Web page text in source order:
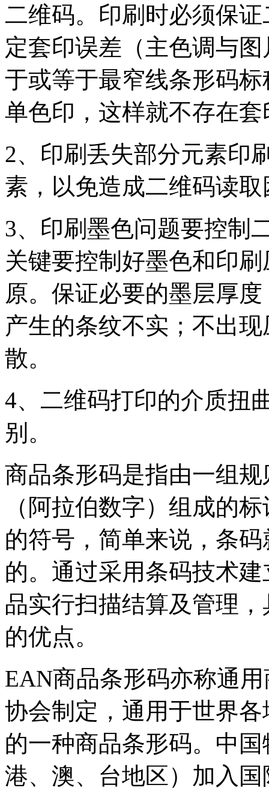
二维码。印刷时必须保
定套印误差（主色调与
于或等于最窄线条形码
单色印，这样就不存在
2、印刷丢失部分元素印
素，以免造成二维码读取
3、印刷墨色问题要控制
关键要控制好墨色和印
原。保证必要的墨层厚
产生的条纹不实；不出
散。
4、二维码打印的介质扭
别。
商品条形码是指由一组
（阿拉伯数字）组成的
的符号，简单来说，条
的。通过采用条码技术
品实行扫描结算及管理
的优点。
EAN商品条形码亦称通
协会制定，通用于世界
的一种商品条形码。中
港、澳、台地区）加入